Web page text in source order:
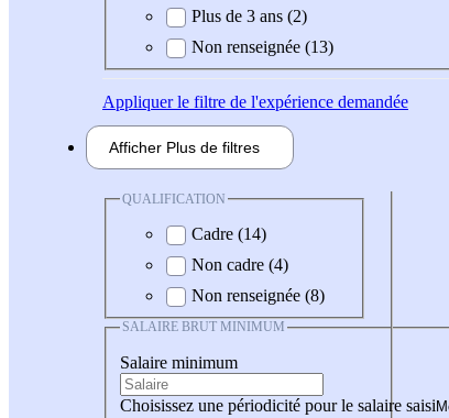
Plus de 3 ans (2)
Non renseignée (13)
Appliquerle filtre de l'expérience demandée
Afficher Plus de filtres
QUALIFICATION
Cadre (14)
Non cadre (4)
Non renseignée (8)
SALAIRE BRUT MINIMUM
Salaire minimum
Choisissez une périodicité pour le salaire saisi